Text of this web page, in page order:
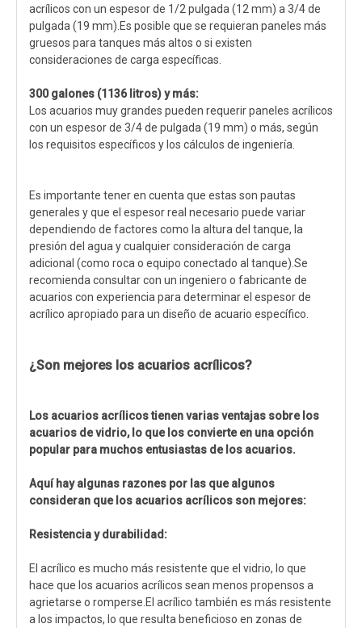
acrílicos con un espesor de 1/2 pulgada (12 mm) a 3/4 de
pulgada (19 mm).Es posible que se requieran paneles más
gruesos para tanques más altos o si existen
consideraciones de carga específicas.
300 galones (1136 litros) y más:
Los acuarios muy grandes pueden requerir paneles acrílicos
con un espesor de 3/4 de pulgada (19 mm) o más, según
los requisitos específicos y los cálculos de ingeniería.
Es importante tener en cuenta que estas son pautas
generales y que el espesor real necesario puede variar
dependiendo de factores como la altura del tanque, la
presión del agua y cualquier consideración de carga
adicional (como roca o equipo conectado al tanque).Se
recomienda consultar con un ingeniero o fabricante de
acuarios con experiencia para determinar el espesor de
acrílico apropiado para un diseño de acuario específico.
¿Son mejores los acuarios acrílicos?
Los acuarios acrílicos tienen varias ventajas sobre los
acuarios de vidrio, lo que los convierte en una opción
popular para muchos entusiastas de los acuarios.
Aquí hay algunas razones por las que algunos
consideran que los acuarios acrílicos son mejores:
Resistencia y durabilidad:
El acrílico es mucho más resistente que el vidrio, lo que
hace que los acuarios acrílicos sean menos propensos a
agrietarse o romperse.El acrílico también es más resistente
a los impactos, lo que resulta beneficioso en zonas de